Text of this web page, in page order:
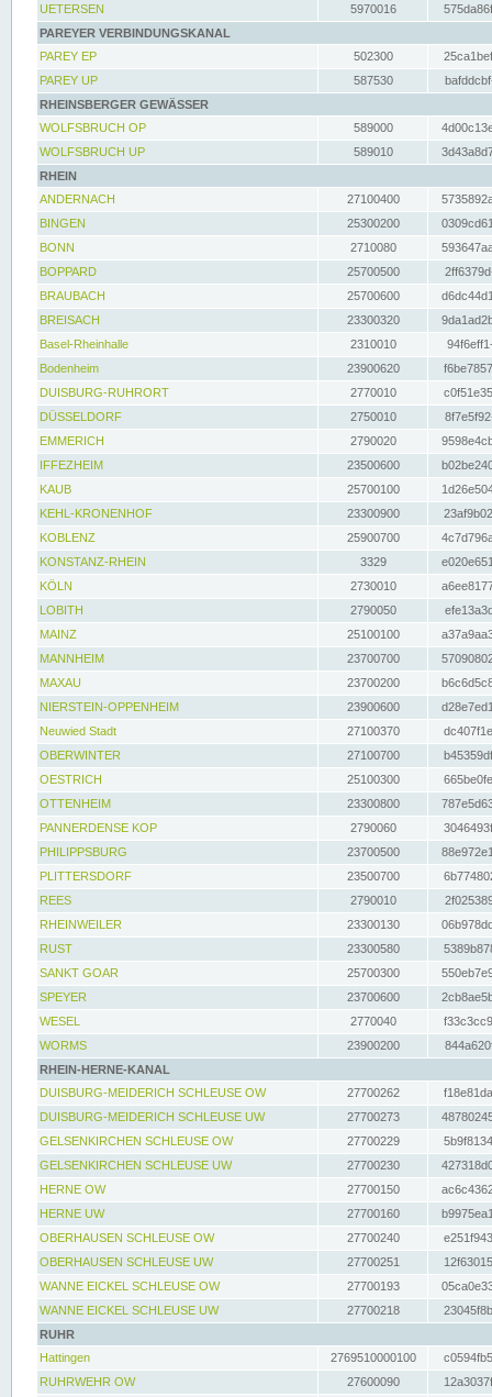
UETERSEN
5970016
PAREYER VERBINDUNGSKANAL
PAREY EP
502300
PAREY UP
587530
RHEINSBERGER GEWÄSSER
WOLFSBRUCH OP
589000
WOLFSBRUCH UP
589010
RHEIN
ANDERNACH
27100400
BINGEN
25300200
BONN
2710080
BOPPARD
25700500
BRAUBACH
25700600
BREISACH
23300320
Basel-Rheinhalle
2310010
Bodenheim
23900620
DUISBURG-RUHRORT
2770010
DÜSSELDORF
2750010
EMMERICH
2790020
IFFEZHEIM
23500600
KAUB
25700100
KEHL-KRONENHOF
23300900
KOBLENZ
25900700
KONSTANZ-RHEIN
3329
KÖLN
2730010
LOBITH
2790050
MAINZ
25100100
MANNHEIM
23700700
MAXAU
23700200
NIERSTEIN-OPPENHEIM
23900600
Neuwied Stadt
27100370
OBERWINTER
27100700
OESTRICH
25100300
OTTENHEIM
23300800
PANNERDENSE KOP
2790060
PHILIPPSBURG
23700500
PLITTERSDORF
23500700
REES
2790010
RHEINWEILER
23300130
RUST
23300580
SANKT GOAR
25700300
SPEYER
23700600
WESEL
2770040
WORMS
23900200
RHEIN-HERNE-KANAL
DUISBURG-MEIDERICH SCHLEUSE OW
27700262
DUISBURG-MEIDERICH SCHLEUSE UW
27700273
GELSENKIRCHEN SCHLEUSE OW
27700229
GELSENKIRCHEN SCHLEUSE UW
27700230
HERNE OW
27700150
HERNE UW
27700160
OBERHAUSEN SCHLEUSE OW
27700240
OBERHAUSEN SCHLEUSE UW
27700251
WANNE EICKEL SCHLEUSE OW
27700193
WANNE EICKEL SCHLEUSE UW
27700218
RUHR
Hattingen
2769510000100
RUHRWEHR OW
27600090